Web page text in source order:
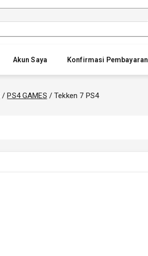
Akun Saya Konfirmasi Pembayaran
/ PS4 GAMES / Tekken 7 PS4